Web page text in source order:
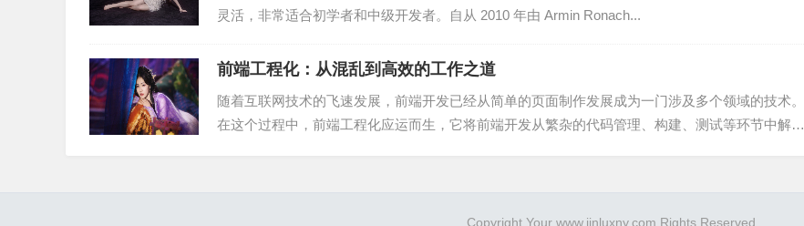
多模态搜索是指将文本、图片、视频等多种信息融合在一起，为用户提供更加丰富的搜索体验。未来，搜索引擎
3. 智能搜索
智能搜索是指通过人工智能技术，实现搜索引擎的智能化。例如，通过语音识别、图像识别等技术，让用户可以
灵活，非常适合初学者和中级开发者。自从 2010 年由 Armin Ronach...
前端工程化：从混乱到高效的工作之道
随着互联网技术的飞速发展，前端开发已经从简单的页面制作发展成为一门涉及多个领域的技术。
在这个过程中，前端工程化应运而生，它将前端开发从繁杂的代码管理、构建、测试等环节中解放
Copyright Your www.jinluxny.com Rights Reserved.